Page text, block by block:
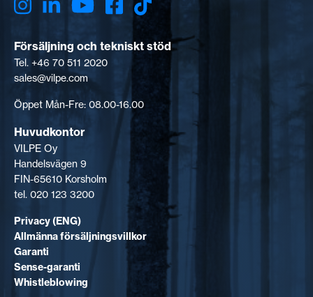
Försäljning och tekniskt stöd
Tel. +46 70 511 2020
sales@vilpe.com
Öppet Mån-Fre: 08.00-16.00
Huvudkontor
VILPE Oy
Handelsvägen 9
FIN-65610 Korsholm
tel. 020 123 3200
Privacy (ENG)
Allmänna försäljningsvillkor
Garanti
Sense-garanti
Whistleblowing